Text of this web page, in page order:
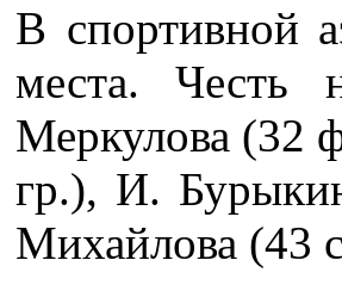
В спортивной
места. Честь
Меркулова (32
гр.), И.
Михайлова (43